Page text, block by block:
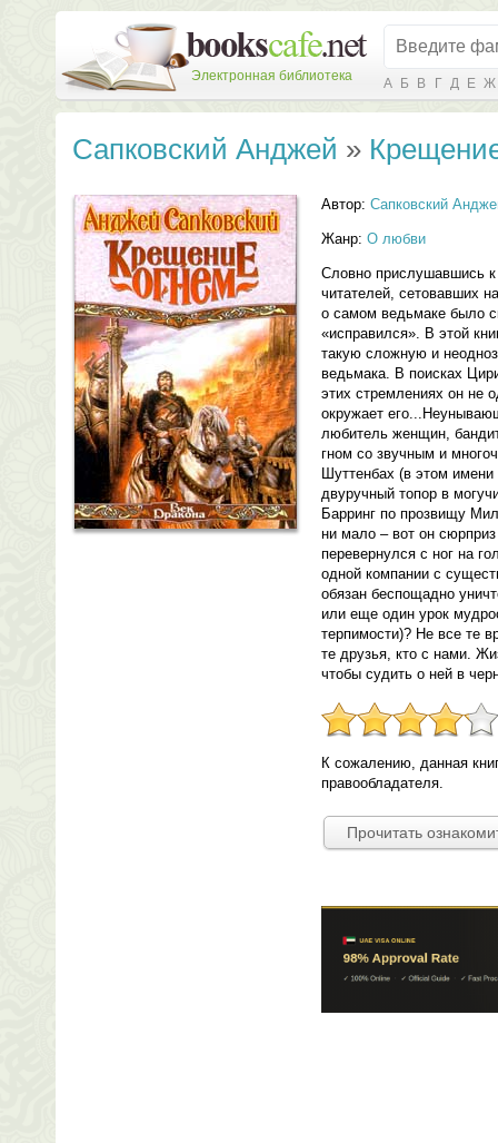
Электронная библиотека А Б В Г Д Е Ж
Сапковский Анджей »
Автор: Сапковский
Жанр: О любви
Словно прислушавшись
читателей, сетовавших
о самом ведьмаке было
«исправился». В этой
такую сложную и
ведьмака. В поисках
этих стремлениях он не
окружает
любитель женщин,
гном со звучным и
Шуттенбах (в этом
двуручный топор в
Барринг по прозвищу
ни мало – вот он
перевернулся с ног на
одной компании с
обязан беспощадно
или еще один урок
терпимости)? Не все те
те друзья, кто с нами.
чтобы судить о ней в
К сожалению, данная
правообладателя.
Прочитать